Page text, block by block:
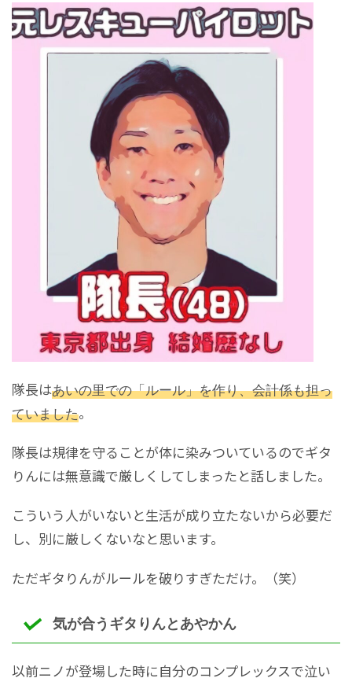
隊長はあいの里での「ルール」を作り、会計係も担っ
ていました。
隊長は規律を守ることが体に染みついているのでギタ
りんには無意識で厳しくしてしまったと話しました。
こういう人がいないと生活が成り立たないから必要だ
し、別に厳しくないなと思います。
ただギタりんがルールを破りすぎただけ。（笑）
気が合うギタりんとあやかん
以前ニノが登場した時に自分のコンプレックスで泣い